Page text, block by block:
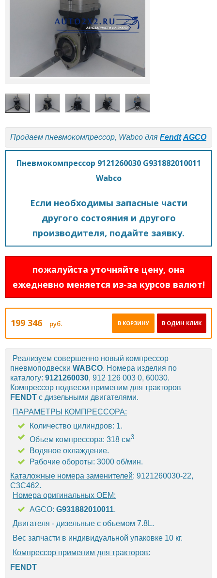
Продаем пневмокомпрессор, Wabco для Fendt AGCO
Пневмокомпрессор 9121260030 G931882010011
Wabco
Если необходимы запасные части
другого состояния и другого
производителя, подайте заявку.
пожалуйста уточняйте цену, она
ежедневно меняется из-за курсов валют!
199 346 руб. В ОДИН КЛИК
В КОРЗИНУ
Реализуем совершенно новый компрессор
пневмоподвески WABCO. Номера изделия по
каталогу: 9121260030, 912 126 003 0, 60030.
Компрессор подвески применим для тракторов
FENDT с дизельными двигателями.
ПАРАМЕТРЫ КОМПРЕССОРА:
Количество цилиндров: 1.
Объем компрессора: 318 см3.
Водяное охлаждение.
Рабочие обороты: 3000 об/мин.
Каталожные номера заменителей: 9121260030-22,
C3C462.
Номера оригинальных OEM:
AGCO: G931882010011.
Двигателя - дизельные с объемом 7.8L.
Вес запчасти в индивидуальной упаковке 10 кг.
Компрессор применим для тракторов:
FENDT